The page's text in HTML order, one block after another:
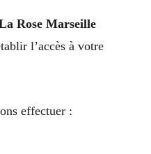
Rose Marseille
l’accès à votre
effectuer :